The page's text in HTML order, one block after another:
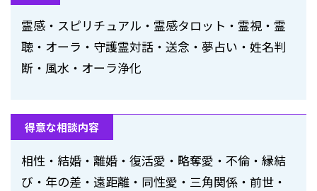
霊感・スピリチュアル・霊感タロット・霊視・霊
聴・オーラ・守護霊対話・送念・夢占い・姓名判
断・風水・オーラ浄化
得意な相談内容
相性・結婚・離婚・復活愛・略奪愛・不倫・縁結
び・年の差・遠距離・同性愛・三角関係・前世・